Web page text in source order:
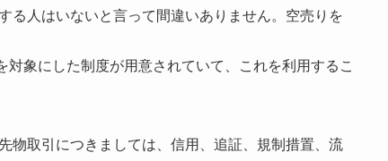
る人はいないと言って間違いありません。空売りを
象にした制度が用意されていて、これを利用するこ
物取引につきましては、信用、追証、規制措置、流